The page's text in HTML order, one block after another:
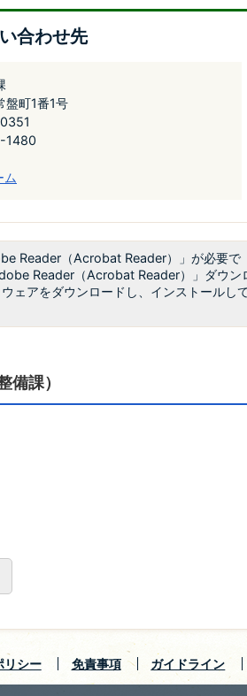
合わせ先
町1番1号
1480
ム
Reader（Acrobat Reader）」が必要で
Reader（Acrobat Reader）」ダウン
ェアをダウンロードし、インストールし
備課）
リシー 免責事項 ガイドライン